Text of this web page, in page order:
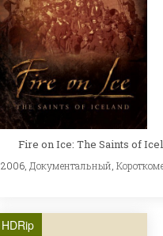
Fire on Ice: The Saints of
2006, Документальный ,
HDRip